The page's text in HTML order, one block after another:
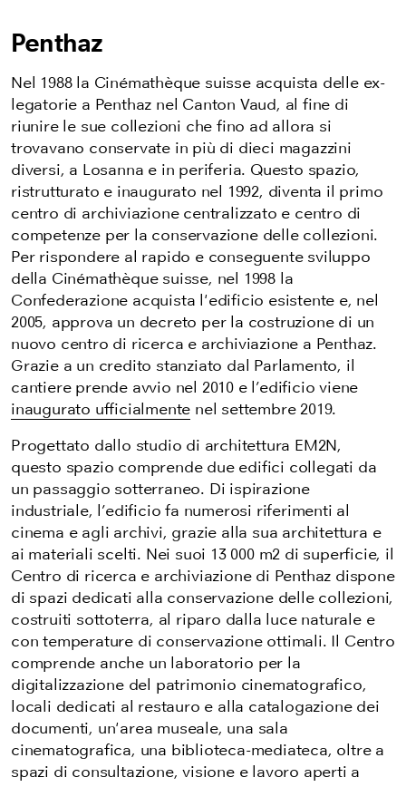
Penthaz
Nel 1988 la Cinémathèque suisse acquista delle ex-
legatorie a Penthaz nel Canton Vaud, al fine di
riunire le sue collezioni che fino ad allora si
trovavano conservate in più di dieci magazzini
diversi, a Losanna e in periferia. Questo spazio,
ristrutturato e inaugurato nel 1992, diventa il primo
centro di archiviazione centralizzato e centro di
competenze per la conservazione delle collezioni.
Per rispondere al rapido e conseguente sviluppo
della Cinémathèque suisse, nel 1998 la
Confederazione acquista l'edificio esistente e, nel
2005, approva un decreto per la costruzione di un
nuovo centro di ricerca e archiviazione a Penthaz.
Grazie a un credito stanziato dal Parlamento, il
cantiere prende avvio nel 2010 e l’edificio viene
inaugurato ufficialmente nel settembre 2019.
Progettato dallo studio di architettura EM2N,
questo spazio comprende due edifici collegati da
un passaggio sotterraneo. Di ispirazione
industriale, l’edificio fa numerosi riferimenti al
cinema e agli archivi, grazie alla sua architettura e
ai materiali scelti. Nei suoi 13 000 m2 di superficie, il
Centro di ricerca e archiviazione di Penthaz dispone
di spazi dedicati alla conservazione delle collezioni,
costruiti sottoterra, al riparo dalla luce naturale e
con temperature di conservazione ottimali. Il Centro
comprende anche un laboratorio per la
digitalizzazione del patrimonio cinematografico,
locali dedicati al restauro e alla catalogazione dei
documenti, un'area museale, una sala
cinematografica, una biblioteca-mediateca, oltre a
spazi di consultazione, visione e lavoro aperti a